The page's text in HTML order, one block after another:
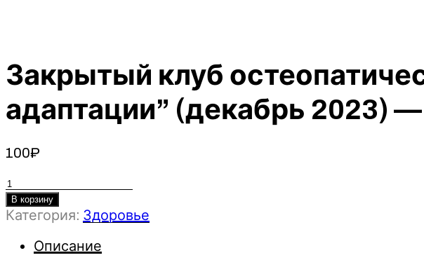
Закрытый клуб
адаптации” (декабрь 2023)
100₽
Количество
товара
Закрытый
остеопатической
В корзину
Категория: Здоровье
Описание